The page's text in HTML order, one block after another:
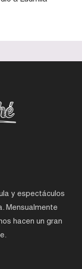
y espectáculos
Mensualmente
hacen un gran